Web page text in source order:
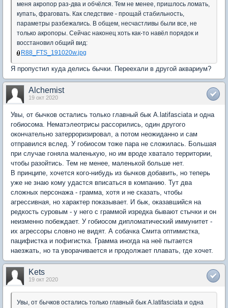
меня акропор раз-два и обчёлся. Тем не менее, пришлось ломать,
купать, фраговать. Как следствие - прощай стабильность,
параметры разбежались. В общем, несчастливы были все, не
только акропоры. Сейчас наконец хоть как-то навёл порядок и
восстановил общий вид:
R88_FTS_191020w.jpg
Я пропустил куда делись бычки. Переехали в другой аквариум?
Alchemist
19 окт 2020
Увы, от бычков остались только главный бык A.latifasciata и одна
гобиосома. Нематэлеотрисы рассорились, один другого
окончательно затерроризировал, а потом неожиданно и сам
отправился вслед. У гобиосом тоже пара не сложилась. Большая
при случае гоняла маленькую, но им вроде хватало территории,
чтобы разойтись. Тем не менее, маленькой больше нет.
В принципе, хочется кого-нибудь из бычков добавить, но теперь
уже не знаю кому удастся вписаться в компанию. Тут два
сложных персонажа - грамма, хотя и не сказать, чтобы
агрессивная, но характер показывает. И бык, оказавшийся на
редкость суровым - у него с граммой изредка бывают стычки и он
неизменно побеждает. У гобиосом дипломатический иммунитет -
их агрессоры словно не видят. А собачка Смита оптимистка,
пацифистка и пофигистка. Грамма иногда на неё пытается
наезжать, но та уворачивается и продолжает плавать, где хочет.
Kets
19 окт 2020
Увы, от бычков остались только главный бык A.latifasciata и одна